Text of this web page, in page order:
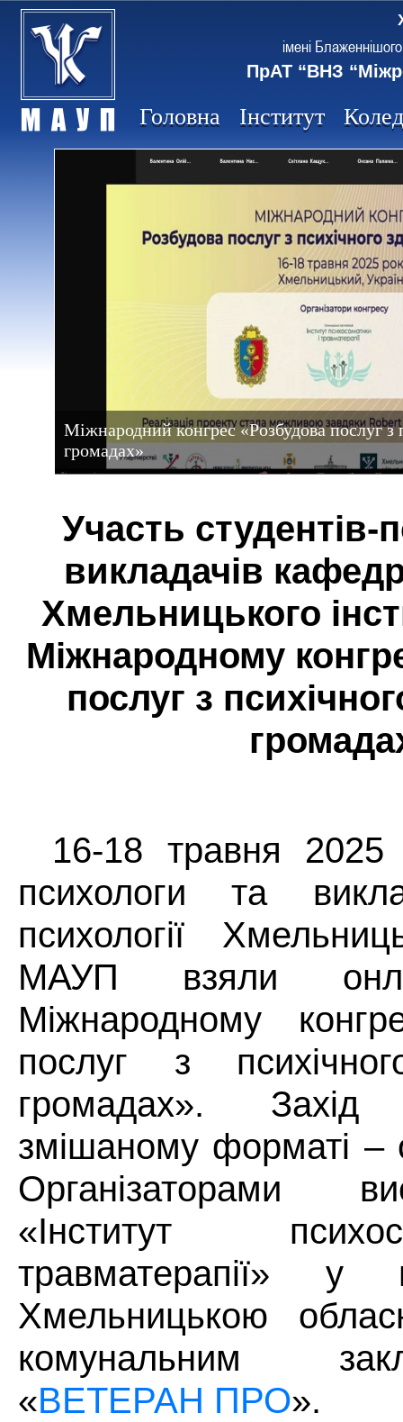
імені
ПрАТ “ВНЗ
Головна Інститут
Міжнародний конгрес «Розбудова послуг з
громадах»
Участь студентів-
викладачів
Хмельницького
Міжнародному
послуг з
16-18 травня 2025
психологи та
психології
МАУП взяли
Міжнародному
послуг з
громадах».
змішаному форматі –
Організаторами
«Інститут
травматерапії» у
Хмельницькою
комунальним
«ВЕТЕРАН ПРО».